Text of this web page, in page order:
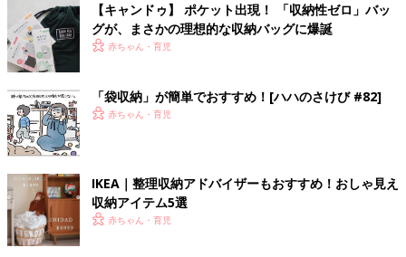
【キャンドゥ】 ポケット出現！ 「収納性ゼロ」バッ
グが、まさかの理想的な収納バッグに爆誕
赤ちゃん・育児
「袋収納」が簡単でおすすめ！[ハハのさけび #82]
赤ちゃん・育児
IKEA｜整理収納アドバイザーもおすすめ！おしゃ見え
収納アイテム5選
赤ちゃん・育児